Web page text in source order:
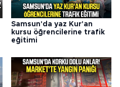
Samsun'da yaz Kur'an
kursu öğrencilerine trafik
eğitimi